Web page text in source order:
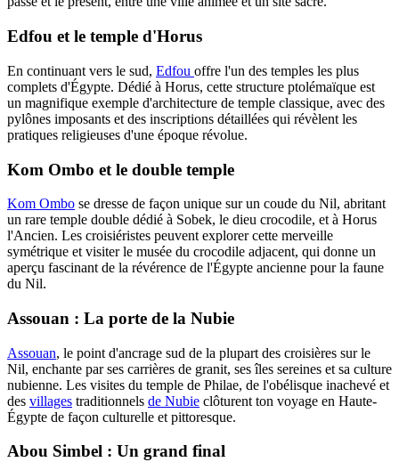
Edfou et le temple d'Horus
En continuant vers le sud, Edfou offre l'un des temples les plus
complets d'Égypte. Dédié à Horus, cette structure ptolémaïque est
un magnifique exemple d'architecture de temple classique, avec des
pylônes imposants et des inscriptions détaillées qui révèlent les
pratiques religieuses d'une époque révolue.
Kom Ombo et le double temple
Kom Ombo se dresse de façon unique sur un coude du Nil, abritant
un rare temple double dédié à Sobek, le dieu crocodile, et à Horus
l'Ancien. Les croisiéristes peuvent explorer cette merveille
symétrique et visiter le musée du crocodile adjacent, qui donne un
aperçu fascinant de la révérence de l'Égypte ancienne pour la faune
du Nil.
Assouan : La porte de la Nubie
Assouan, le point d'ancrage sud de la plupart des croisières sur le
Nil, enchante par ses carrières de granit, ses îles sereines et sa culture
nubienne. Les visites du temple de Philae, de l'obélisque inachevé et
des villages traditionnels de Nubie clôturent ton voyage en Haute-
Égypte de façon culturelle et pittoresque.
Abou Simbel : Un grand final